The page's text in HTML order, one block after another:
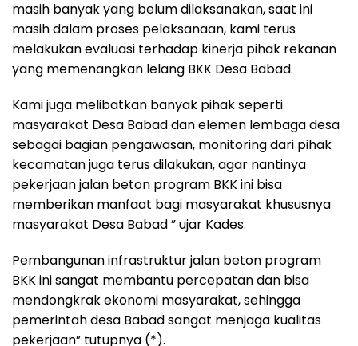
masih banyak yang belum dilaksanakan, saat ini
masih dalam proses pelaksanaan, kami terus
melakukan evaluasi terhadap kinerja pihak rekanan
yang memenangkan lelang BKK Desa Babad.
Kami juga melibatkan banyak pihak seperti
masyarakat Desa Babad dan elemen lembaga desa
sebagai bagian pengawasan, monitoring dari pihak
kecamatan juga terus dilakukan, agar nantinya
pekerjaan jalan beton program BKK ini bisa
memberikan manfaat bagi masyarakat khususnya
masyarakat Desa Babad ” ujar Kades.
Pembangunan infrastruktur jalan beton program
BKK ini sangat membantu percepatan dan bisa
mendongkrak ekonomi masyarakat, sehingga
pemerintah desa Babad sangat menjaga kualitas
pekerjaan” tutupnya (*).